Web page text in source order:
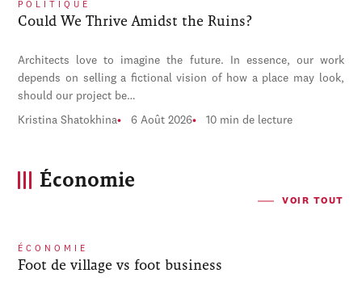
POLITIQUE
Could We Thrive Amidst the Ruins?
Architects love to imagine the future. In essence, our work
depends on selling a fictional vision of how a place may look,
should our project be…
Kristina Shatokhina 6 Août 2026 10 min de lecture
Économie
VOIR TOUT
ÉCONOMIE
Foot de village vs foot business